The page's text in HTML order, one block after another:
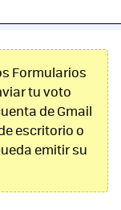
Formularios
tu voto
de Gmail
escritorio o
emitir su